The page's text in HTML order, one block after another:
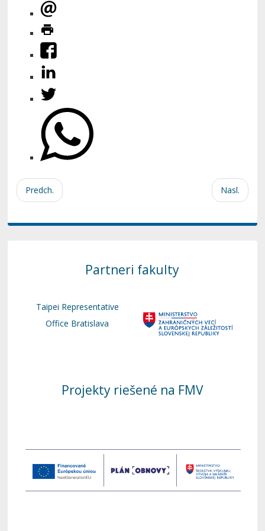
Predch. Nasl.
Partneri fakulty
Taipei Representative
Office Bratislava
Projekty riešené na FMV